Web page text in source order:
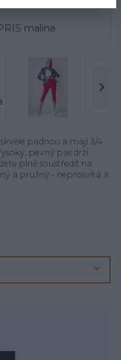
padnou a mají 3/4
pevný pas drží
plně soustředit na
a pružný - neprosvítá a